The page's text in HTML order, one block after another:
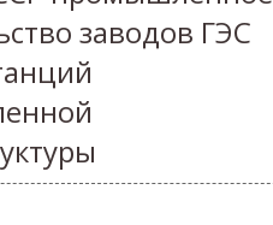
заводов ГЭС